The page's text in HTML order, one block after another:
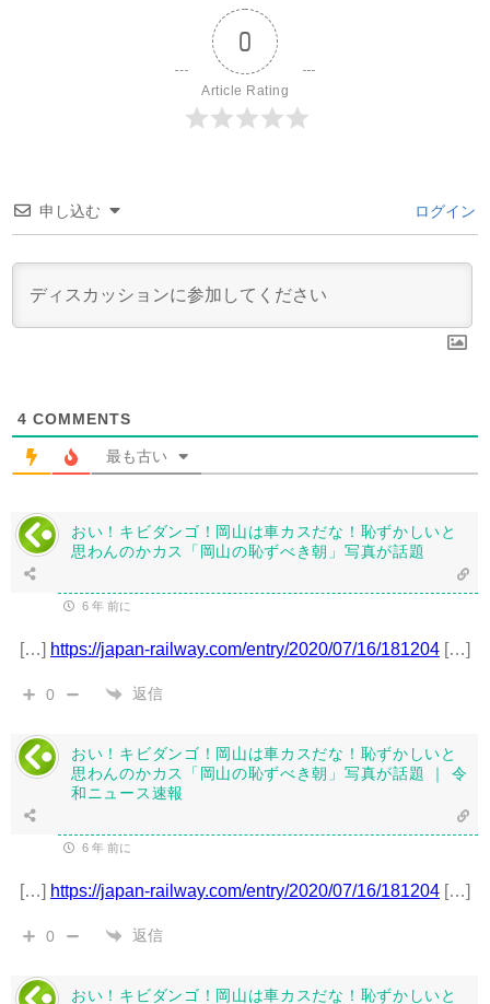
0
Article Rating
申し込む ログイン
4 COMMENTS
最も古い
おい！キビダンゴ！岡山は車カスだな！恥ずかしいと
思わんのかカス「岡山の恥ずべき朝」写真が話題
6 年 前に
[…] https://japan-railway.com/entry/2020/07/16/181204 […]
0 返信
おい！キビダンゴ！岡山は車カスだな！恥ずかしいと
思わんのかカス「岡山の恥ずべき朝」写真が話題 ｜ 令
和ニュース速報
6 年 前に
[…] https://japan-railway.com/entry/2020/07/16/181204 […]
0 返信
おい！キビダンゴ！岡山は車カスだな！恥ずかしいと